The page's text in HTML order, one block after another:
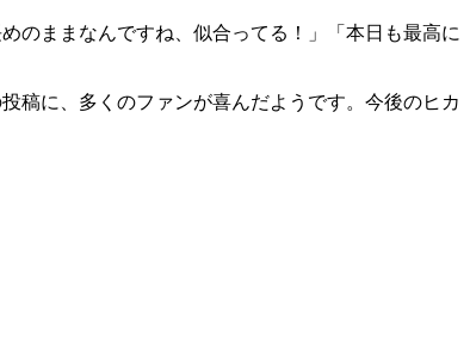
のままなんですね、似合ってる！」「本日も最高に
稿に、多くのファンが喜んだようです。今後のヒカ